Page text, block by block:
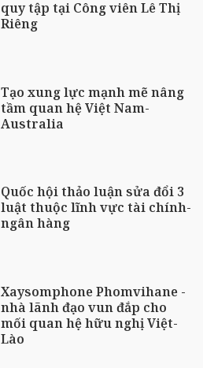
quy tập tại Công viên Lê Thị
Riêng
Tạo xung lực mạnh mẽ nâng
tầm quan hệ Việt Nam-
Australia
Quốc hội thảo luận sửa đổi 3
luật thuộc lĩnh vực tài chính-
ngân hàng
Xaysomphone Phomvihane -
nhà lãnh đạo vun đắp cho
mối quan hệ hữu nghị Việt-
Lào